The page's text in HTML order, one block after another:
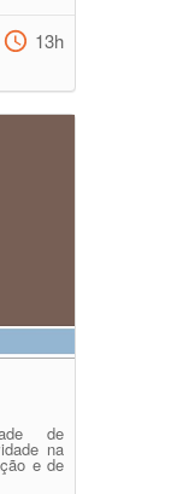
13h
de
na
e de